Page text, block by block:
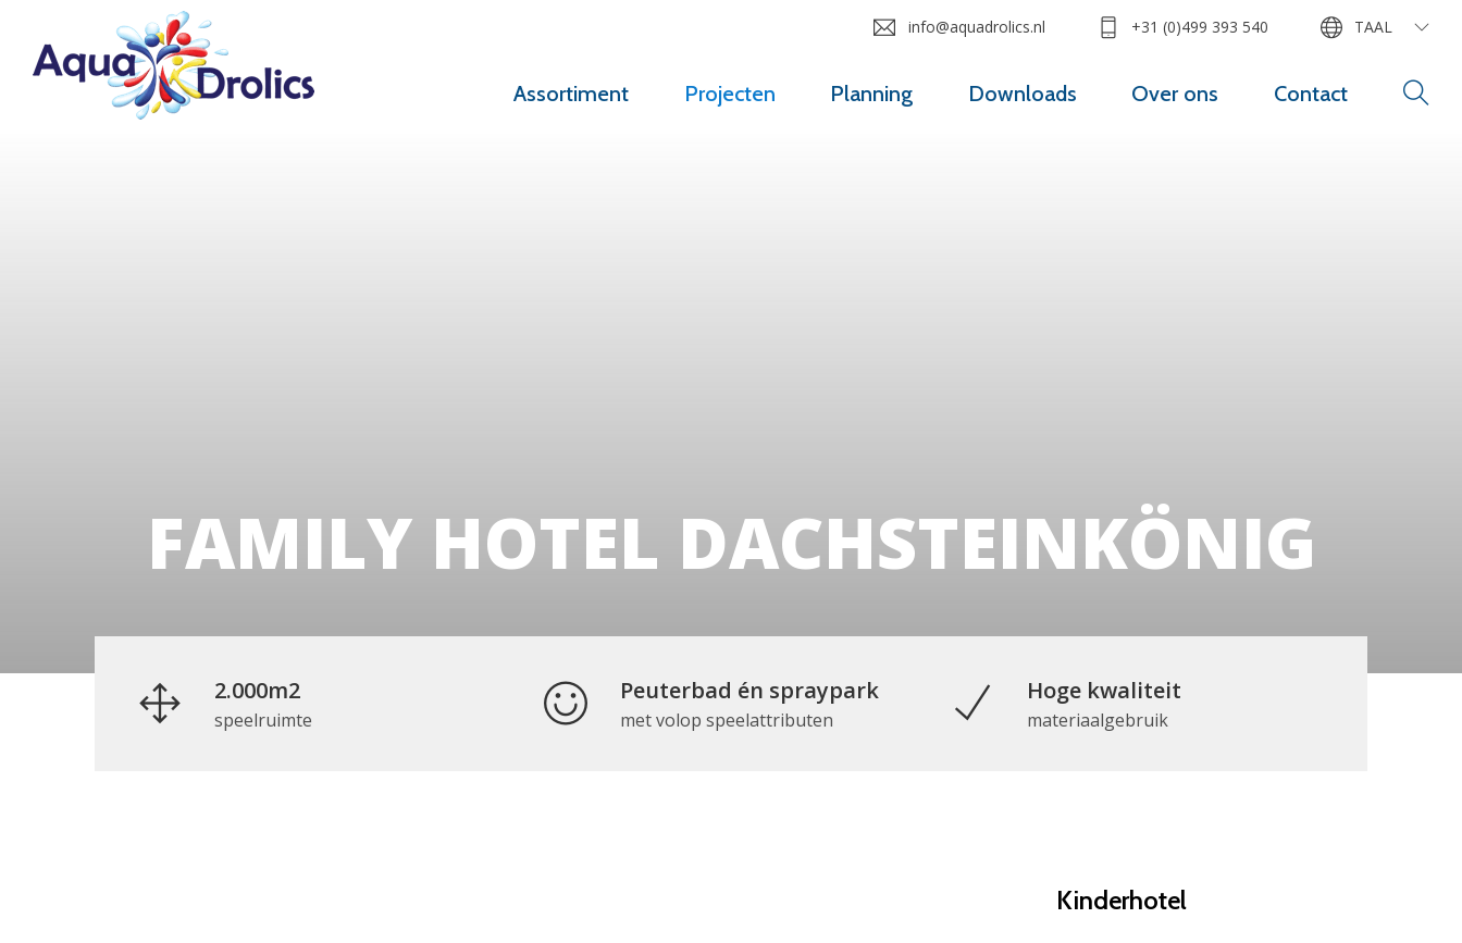
Assortiment Projecten Planning Downloads Over ons Contact
info@aquadrolics.nl +31 (0)499 393 540 TAAL
FAMILY HOTEL DACHSTEINKÖNIG
2.000m2
speelruimte
Peuterbad én spraypark
met volop speelattributen
Hoge kwaliteit
materiaalgebruik
Kinderhotel